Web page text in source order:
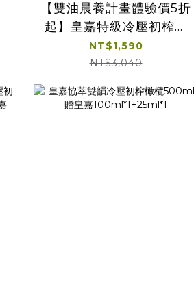
【雙油晨養計畫體驗價5折
起】皇嘉特級冷壓初榨橄
欖500ml加特級初榨印加
果油250ml贈皇嘉橄欖油
NT$1,590
NT$3,040